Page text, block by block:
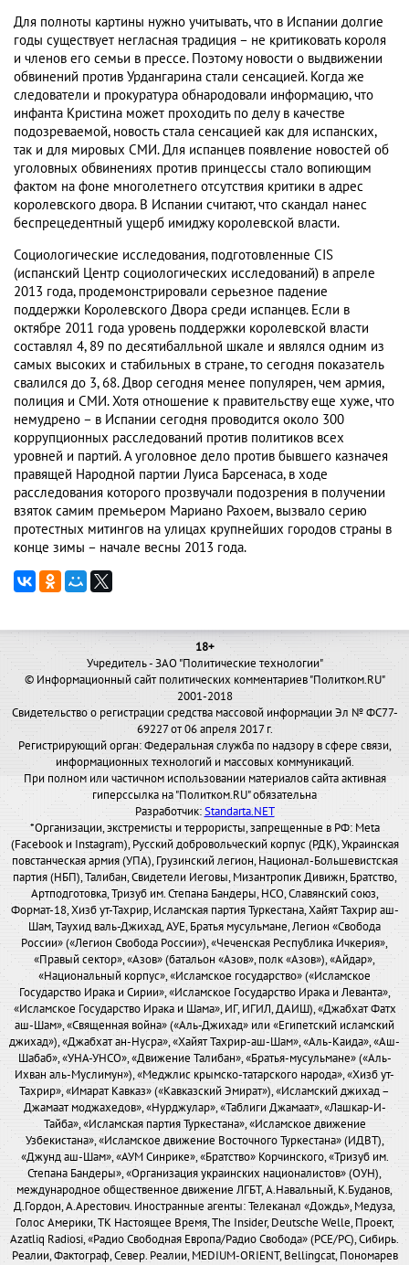
Для полноты картины нужно учитывать, что в Испании долгие
годы существует негласная традиция – не критиковать короля
и членов его семьи в прессе. Поэтому новости о выдвижении
обвинений против Урдангарина стали сенсацией. Когда же
следователи и прокуратура обнародовали информацию, что
инфанта Кристина может проходить по делу в качестве
подозреваемой, новость стала сенсацией как для испанских,
так и для мировых СМИ. Для испанцев появление новостей об
уголовных обвинениях против принцессы стало вопиющим
фактом на фоне многолетнего отсутствия критики в адрес
королевского двора. В Испании считают, что скандал нанес
беспрецедентный ущерб имиджу королевской власти.
Социологические исследования, подготовленные CIS
(испанский Центр социологических исследований) в апреле
2013 года, продемонстрировали серьезное падение
поддержки Королевского Двора среди испанцев. Если в
октябре 2011 года уровень поддержки королевской власти
составлял 4, 89 по десятибалльной шкале и являлся одним из
самых высоких и стабильных в стране, то сегодня показатель
свалился до 3, 68. Двор сегодня менее популярен, чем армия,
полиция и СМИ. Хотя отношение к правительству еще хуже, что
немудрено – в Испании сегодня проводится около 300
коррупционных расследований против политиков всех
уровней и партий. А уголовное дело против бывшего казначея
правящей Народной партии Луиса Барсенаса, в ходе
расследования которого прозвучали подозрения в получении
взяток самим премьером Мариано Рахоем, вызвало серию
протестных митингов на улицах крупнейших городов страны в
конце зимы – начале весны 2013 года.
18+
Учредитель - ЗАО "Политические технологии"
© Информационный сайт политических комментариев "Политком.RU"
2001-2018
Свидетельство о регистрации средства массовой информации Эл № ФС77-
69227 от 06 апреля 2017 г.
Регистрирующий орган: Федеральная служба по надзору в сфере связи,
информационных технологий и массовых коммуникаций.
При полном или частичном использовании материалов сайта активная
гиперссылка на "Политком.RU" обязательна
Разработчик:Standarta.NET
*Организации, экстремисты и террористы, запрещенные в РФ: Meta
(Facebook и Instagram), Русский добровольческий корпус (РДК), Украинская
повстанческая армия (УПА), Грузинский легион, Национал-Большевистская
партия (НБП), Талибан, Свидетели Иеговы, Мизантропик Дивижн, Братство,
Артподготовка, Тризуб им. Степана Бандеры, НСО, Славянский союз,
Формат-18, Хизб ут-Тахрир, Исламская партия Туркестана, Хайят Тахрир аш-
Шам, Таухид валь-Джихад, АУЕ, Братья мусульмане, Легион «Свобода
России» («Легион Свобода России»), «Чеченская Республика Ичкерия»,
«Правый сектор», «Азов» (батальон «Азов», полк «Азов»), «Айдар»,
«Национальный корпус», «Исламское государство» («Исламское
Государство Ирака и Сирии», «Исламское Государство Ирака и Леванта»,
«Исламское Государство Ирака и Шама», ИГ, ИГИЛ, ДАИШ), «Джабхат Фатх
аш-Шам», «Священная война» («Аль-Джихад» или «Египетский исламский
джихад»), «Джабхат ан-Нусра», «Хайят Тахрир-аш-Шам», «Аль-Каида», «Аш-
Шабаб», «УНА-УНСО», «Движение Талибан», «Братья-мусульмане» («Аль-
Ихван аль-Муслимун»), «Меджлис крымско-татарского народа», «Хизб ут-
Тахрир», «Имарат Кавказ» («Кавказский Эмират»), «Исламский джихад –
Джамаат моджахедов», «Нурджулар», «Таблиги Джамаат», «Лашкар-И-
Тайба», «Исламская партия Туркестана», «Исламское движение
Узбекистана», «Исламское движение Восточного Туркестана» (ИДВТ),
«Джунд аш-Шам», «АУМ Синрике», «Братство» Корчинского, «Тризуб им.
Степана Бандеры», «Организация украинских националистов» (ОУН),
международное общественное движение ЛГБТ, А.Навальный, К.Буданов,
Д.Гордон, А.Арестович. Иностранные агенты: Телеканал «Дождь», Медуза,
Голос Америки, ТК Настоящее Время, The Insider, Deutsche Welle, Проект,
Azatliq Radiosi, «Радио Свободная Европа/Радио Свобода» (PCE/PC), Сибирь.
Реалии, Фактограф, Север. Реалии, MEDIUM-ORIENT, Bellingcat, Пономарев